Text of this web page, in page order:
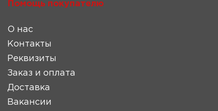
Помощь покупателю
О нас
Контакты
Реквизиты
Заказ и оплата
Доставка
Вакансии